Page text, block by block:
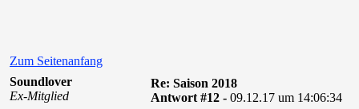
Zum Seitenanfang
Soundlover
Ex-Mitglied
Re: Saison 2018
Antwort #12 - 09.12.17 um 14:06:34